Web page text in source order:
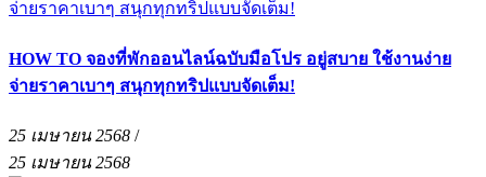
HOW TO จองที่พักออนไลน์ฉบับมือโปร อยู่สบาย ใช้งานง่าย
จ่ายราคาเบาๆ สนุกทุกทริปแบบจัดเต็ม!
25 เมษายน 2568 /
25 เมษายน 2568